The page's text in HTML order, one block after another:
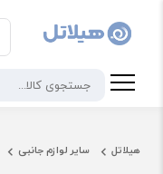
هیلاتل سایر لوازم جانبی